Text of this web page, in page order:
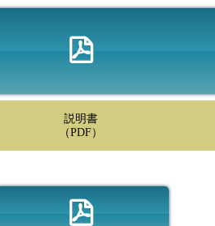
説明書
（PDF）